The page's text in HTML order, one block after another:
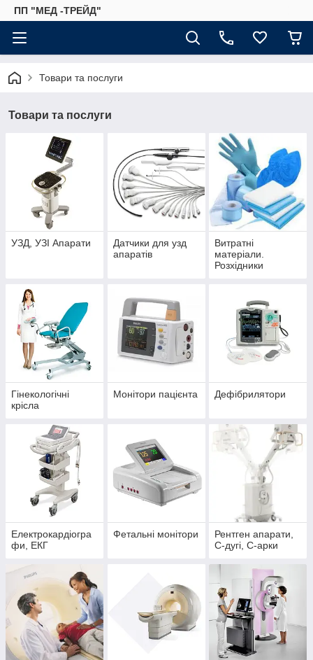
ПП "МЕД -ТРЕЙД"
Товари та послуги
Товари та послуги
УЗД, УЗІ Апарати
Датчики для узд
апаратів
Витратні
матеріали.
Розхідники
Гінекологічні
крісла
Монітори пацієнта Дефібрилятори
Електрокардіогра
фи, ЕКГ
Фетальні монітори
Рентген апарати,
С-дугі, С-арки